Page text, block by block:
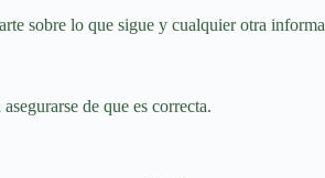
sobre lo que sigue y cualquier otra
de que es correcta.